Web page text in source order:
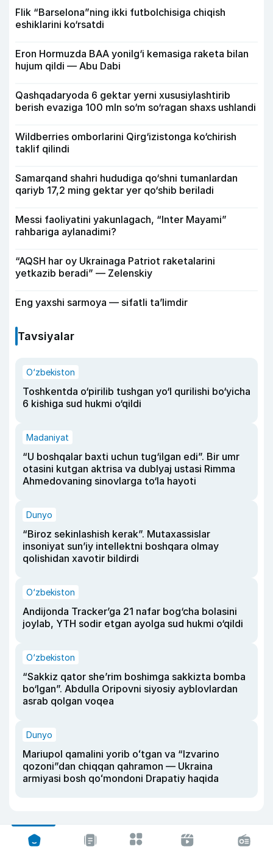
Flik “Barselona”ning ikki futbolchisiga chiqish
eshiklarini ko‘rsatdi
Eron Hormuzda BAA yonilg‘i kemasiga raketa bilan
hujum qildi — Abu Dabi
Qashqadaryoda 6 gektar yerni xususiylashtirib
berish evaziga 100 mln so‘m so‘ragan shaxs ushlandi
Wildberries omborlarini Qirg‘izistonga ko‘chirish
taklif qilindi
Samarqand shahri hududiga qo‘shni tumanlardan
qariyb 17,2 ming gektar yer qo‘shib beriladi
Messi faoliyatini yakunlagach, “Inter Mayami”
rahbariga aylanadimi?
“AQSH har oy Ukrainaga Patriot raketalarini
yetkazib beradi” — Zelenskiy
Eng yaxshi sarmoya — sifatli ta’limdir
Tavsiyalar
O‘zbekiston
Toshkentda o‘pirilib tushgan yo‘l qurilishi bo‘yicha
6 kishiga sud hukmi o‘qildi
Madaniyat
“U boshqalar baxti uchun tug‘ilgan edi”. Bir umr
otasini kutgan aktrisa va dublyaj ustasi Rimma
Ahmedovaning sinovlarga to‘la hayoti
Dunyo
“Biroz sekinlashish kerak”. Mutaxassislar
insoniyat sun’iy intellektni boshqara olmay
qolishidan xavotir bildirdi
O‘zbekiston
Andijonda Tracker’ga 21 nafar bog‘cha bolasini
joylab, YTH sodir etgan ayolga sud hukmi o‘qildi
O‘zbekiston
“Sakkiz qator she’rim boshimga sakkizta bomba
bo‘lgan”. Abdulla Oripovni siyosiy ayblovlardan
asrab qolgan voqea
Dunyo
Mariupol qamalini yorib oʻtgan va “Izvarino
qozoni”dan chiqqan qahramon — Ukraina
armiyasi bosh qoʻmondoni Drapatiy haqida